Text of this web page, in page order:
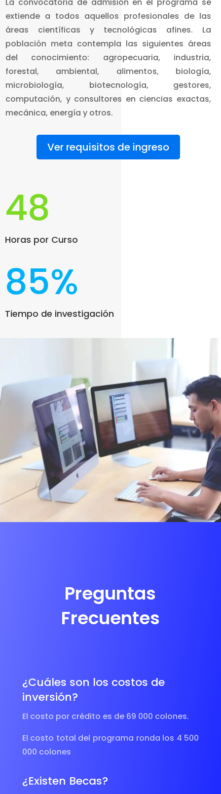
extiende a todos aquellos profesionales de las
áreas científicas y tecnológicas afines. La
población meta contempla las siguientes áreas
del conocimiento: agropecuaria, industria,
forestal, ambiental, alimentos, biología,
microbiología, biotecnología, gestores,
computación, y consultores en ciencias exactas,
mecánica, energía y otros.
Ver requisitos de ingreso
48
Horas por Curso
85%
Tiempo de investigación
Preguntas
Frecuentes
¿Cuáles son los costos de
inversión?
El costo por crédito es de 69 000 colones.
El costo total del programa ronda los 4 500
000 colones
¿Existen Becas?